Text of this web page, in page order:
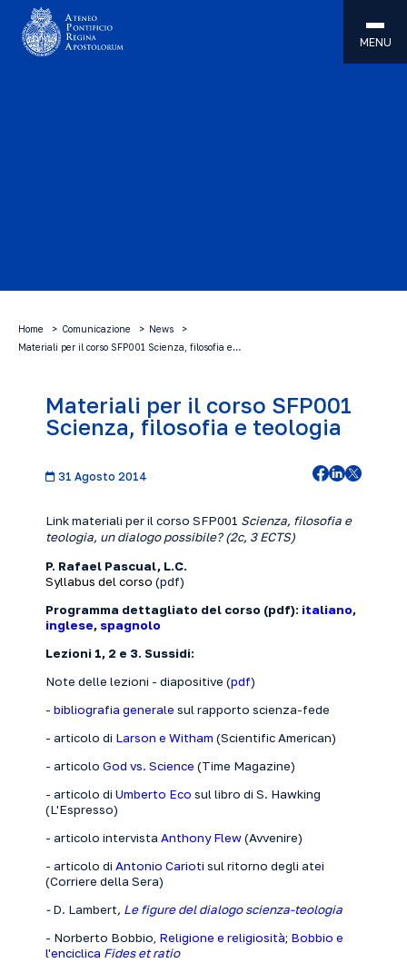
MENU
Home Comunicazione
News
Materiali per il corso SFP001 Scienza, filosofia e…
Materiali per il corso SFP001
Scienza, filosofia e teologia
31 Agosto 2014
Link materiali per il corso SFP001 Scienza, filosofia e
teologia, un dialogo possibile? (2c, 3 ECTS)
P. Rafael Pascual, L.C.
Syllabus del corso (pdf)
Programma dettagliato del corso (pdf): italiano,
inglese, spagnolo
Lezioni 1, 2 e 3. Sussidi:
Note delle lezioni - diapositive (pdf)
- bibliografia generale sul rapporto scienza-fede
- articolo di Larson e Witham (Scientific American)
- articolo God vs. Science (Time Magazine)
- articolo di Umberto Eco sul libro di S. Hawking
(L'Espresso)
- articolo intervista Anthony Flew(Avvenire)
- articolo di Antonio Carioti sul ritorno degli atei
(Corriere della Sera)
-D. Lambert, Le figure del dialogo scienza-teologia
- Norberto Bobbio, Religione e religiosità; Bobbio e
l'enciclica Fides et ratio